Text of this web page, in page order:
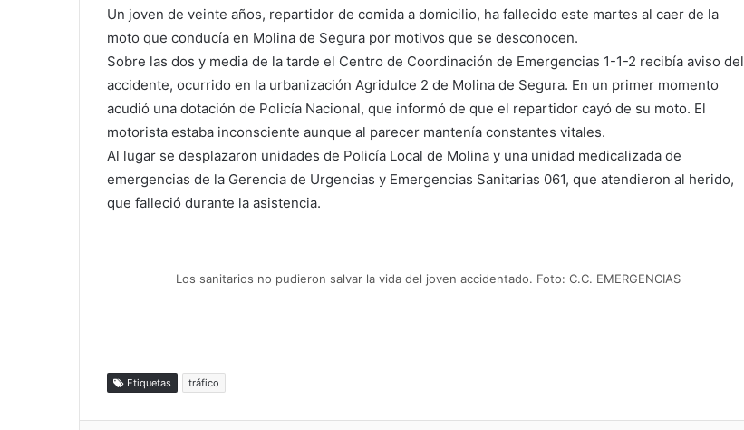
Un joven de veinte años, repartidor de comida a domicilio, ha fallecido este martes al caer de la
moto que conducía en Molina de Segura por motivos que se desconocen.
Sobre las dos y media de la tarde el Centro de Coordinación de Emergencias 1-1-2 recibía aviso del
accidente, ocurrido en la urbanización Agridulce 2 de Molina de Segura. En un primer momento
acudió una dotación de Policía Nacional, que informó de que el repartidor cayó de su moto. El
motorista estaba inconsciente aunque al parecer mantenía constantes vitales.
Al lugar se desplazaron unidades de Policía Local de Molina y una unidad medicalizada de
emergencias de la Gerencia de Urgencias y Emergencias Sanitarias 061, que atendieron al herido,
que falleció durante la asistencia.
Los sanitarios no pudieron salvar la vida del joven accidentado. Foto: C.C. EMERGENCIAS
Etiquetas tráfico